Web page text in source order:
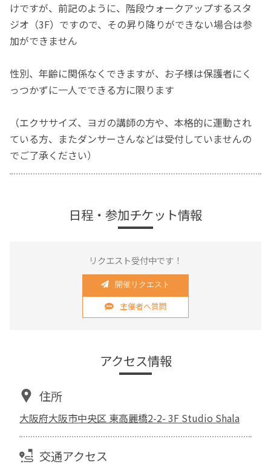
けですが、前記のように、階段ウォークアップするスタ
ジオ（3F）ですので、その昇り降りができない場合は参
加ができません
性別、年齢に関係なくできますが、お子様は保護者にく
っつかずに一人でできる方に限ります
（エクササイズ、ヨガの講師の方や、本格的に運動され
ている方、またダンサーさんなどは受付していませんの
でご了承ください）
日程・参加チケット情報
リクエスト受付中です！
開催リクエスト
主催者へ質問
アクセス情報
住所
大阪府大阪市中央区 東高麗橋2-2- 3F Studio Shala
交通アクセス